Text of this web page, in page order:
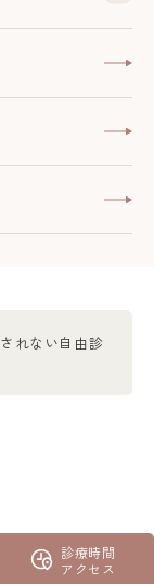
診療時間
アクセス
れない自由診